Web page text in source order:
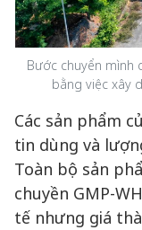
Bước chuyển mình
bằng việc xây
Các sản phẩm
tin dùng và
Toàn bộ sản
chuyền GMP-
tế nhưng giá